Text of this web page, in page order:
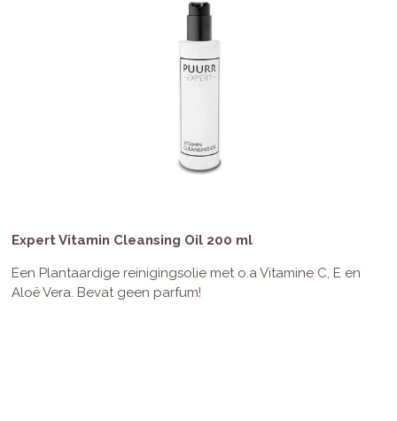
Expert Vitamin Cleansing Oil 200 ml
Een Plantaardige reinigingsolie met o.a Vitamine C, E en
Aloë Vera. Bevat geen parfum!